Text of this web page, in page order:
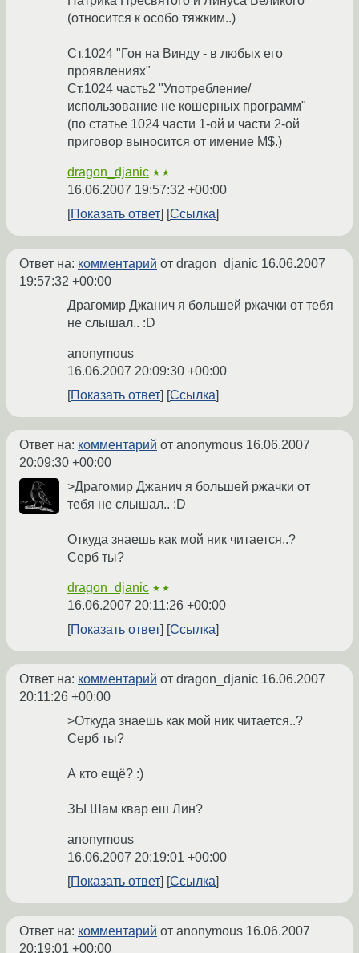
(относится к особо тяжким..)
Ст.1024 "Гон на Винду - в любых его
проявлениях"
Ст.1024 часть2 "Употребление/
использование не кошерных программ"
(по статье 1024 части 1-ой и части 2-ой
приговор выносится от имение M$.)
dragon_djanic ★★
16.06.2007 19:57:32 +00:00
Показать ответ
Ссылка
Ответ на: комментарий от dragon_djanic 16.06.2007
19:57:32 +00:00
Драгомир Джанич я большей ржачки от тебя
не слышал.. :D
anonymous
16.06.2007 20:09:30 +00:00
Показать ответ
Ссылка
Ответ на: комментарий от anonymous 16.06.2007
20:09:30 +00:00
>Драгомир Джанич я большей ржачки от
тебя не слышал.. :D
Откуда знаешь как мой ник читается..?
Серб ты?
dragon_djanic ★★
16.06.2007 20:11:26 +00:00
Показать ответ
Ссылка
Ответ на: комментарий от dragon_djanic 16.06.2007
20:11:26 +00:00
>Откуда знаешь как мой ник читается..?
Серб ты?
А кто ещё? :)
ЗЫ Шам квар еш Лин?
anonymous
16.06.2007 20:19:01 +00:00
Показать ответ
Ссылка
Ответ на: комментарий от anonymous 16.06.2007
20:19:01 +00:00